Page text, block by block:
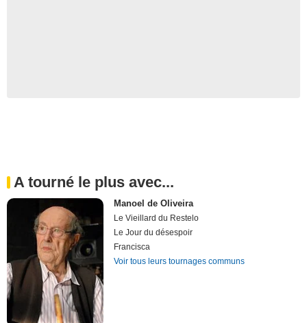
A tourné le plus avec...
Manoel de Oliveira
Le Vieillard du Restelo
Le Jour du désespoir
Francisca
Voir tous leurs tournages communs